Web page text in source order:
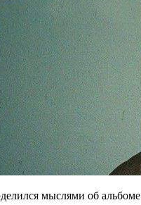
мыслями об альбоме